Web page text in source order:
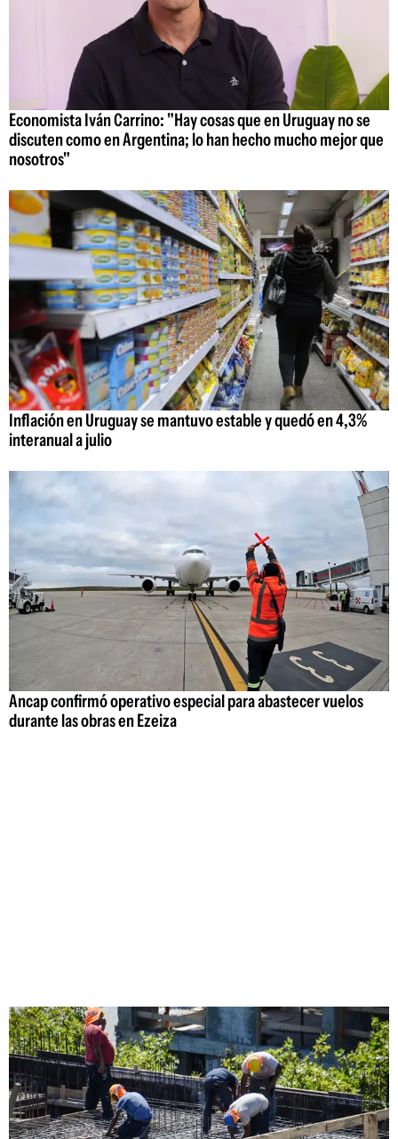
Economista Iván Carrino: "Hay cosas que en Uruguay no se
discuten como en Argentina; lo han hecho mucho mejor que
nosotros"
Inflación en Uruguay se mantuvo estable y quedó en 4,3%
interanual a julio
Ancap confirmó operativo especial para abastecer vuelos
durante las obras en Ezeiza